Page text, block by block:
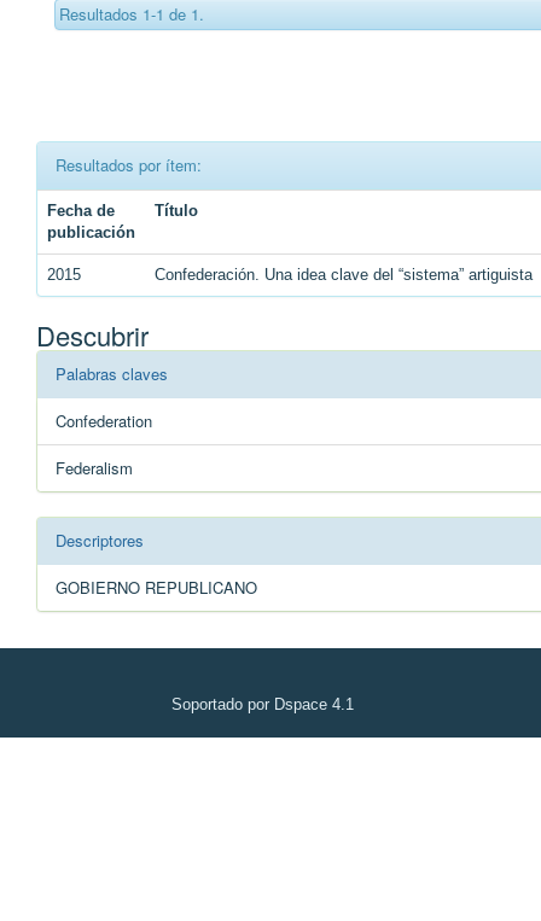
Resultados 1-1 de 1.
Resultados por ítem:
Fecha de
publicación
Título
2015 Confederación. Una idea clave del “sistema” artiguista
Descubrir
Palabras claves
Confederation
Federalism
Descriptores
GOBIERNO REPUBLICANO
Soportado por Dspace 4.1